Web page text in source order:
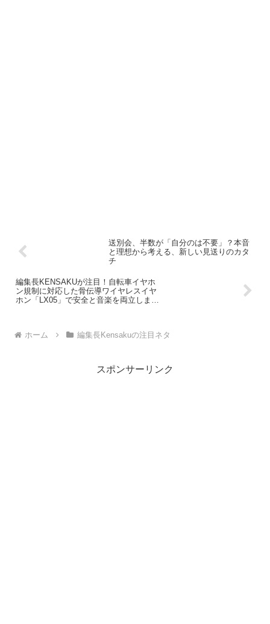
送別会、半数が「自分のは不要」？本音
と理想から考える、新しい見送りのカタ
チ
編集長KENSAKUが注目！自転車イヤホ
ン規制に対応した骨伝導ワイヤレスイヤ
ホン「LX05」で安全と音楽を両立しませ
ホーム 編集長Kensakuの注目ネタ
スポンサーリンク